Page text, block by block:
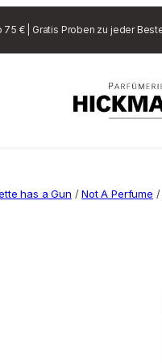
€ | Gratis Proben zu jeder
has a Gun /Not A Perfume /